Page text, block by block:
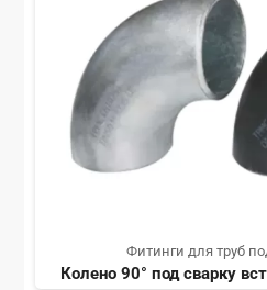
Фитинги для труб
Колено 90° под сварку